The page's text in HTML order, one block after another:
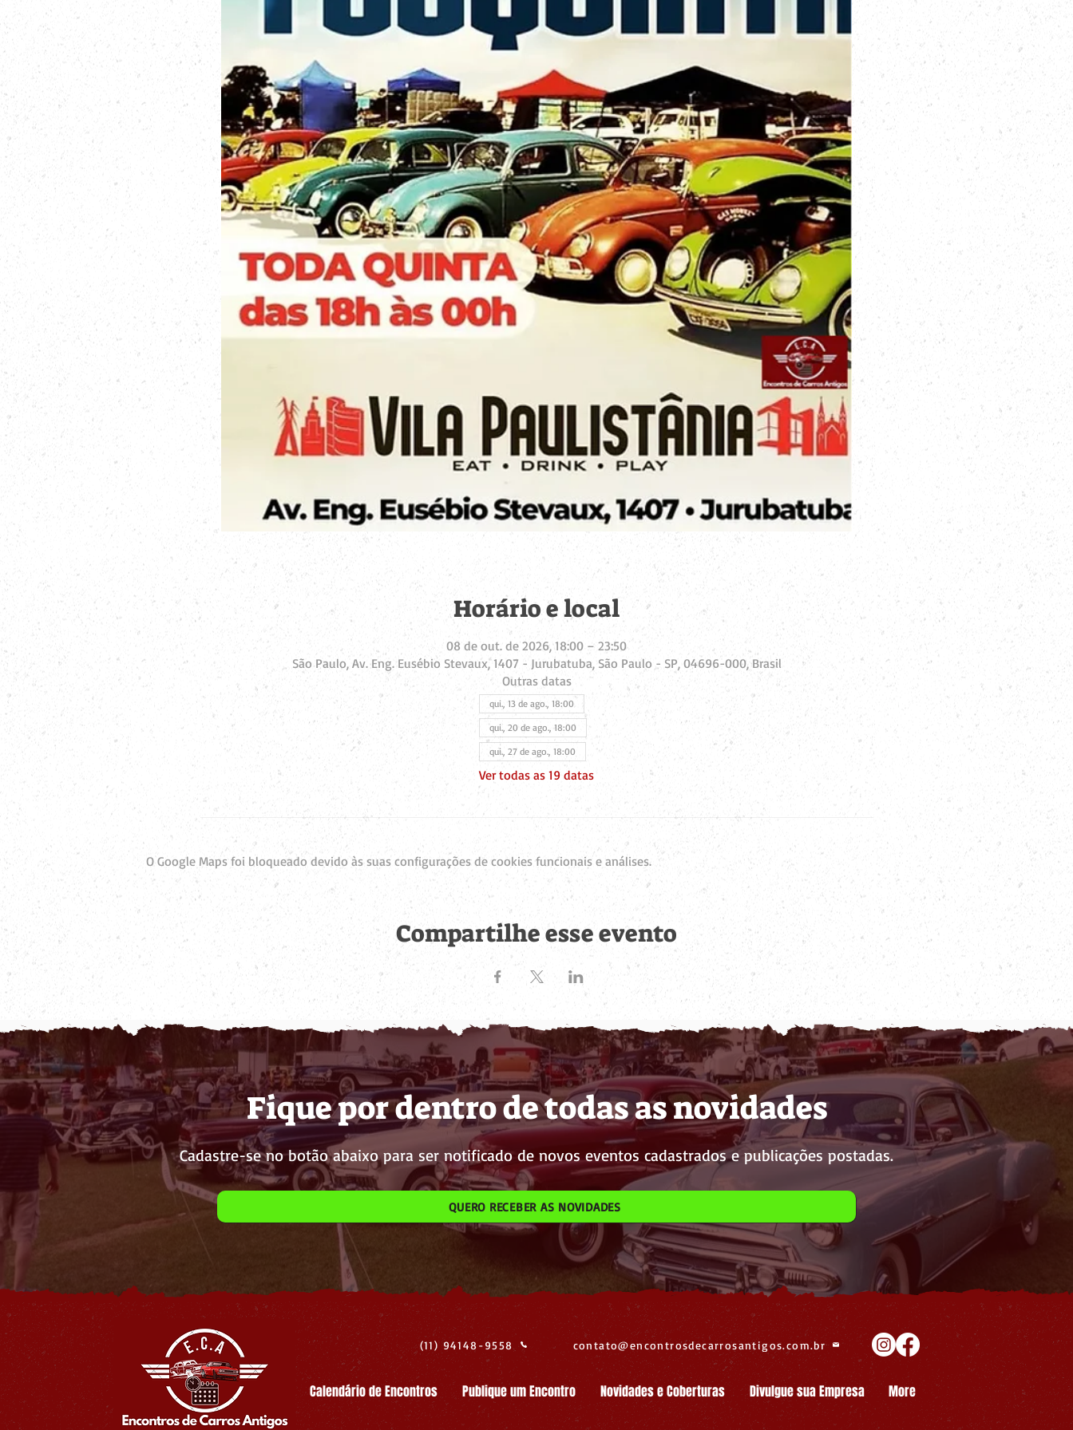
Horário e local
08 de out. de 2026, 18:00 – 23:50
São Paulo, Av. Eng. Eusébio Stevaux, 1407 - Jurubatuba, São Paulo - SP, 04696-000, Brasil
Outras datas
qui., 13 de ago., 18:00
qui., 20 de ago., 18:00
qui., 27 de ago., 18:00
Ver todas as 19 datas
O Google Maps foi bloqueado devido às suas configurações de cookies funcionais e análises.
Compartilhe esse evento
QUERO RECEBER AS NOVIDADES
Cadastre-se no botão abaixo para ser notificado de novos eventos cadastrados e publicações postadas.
Fique por dentro de todas as novidades
(11) 94148-9558 contato@encontrosdecarrosantigos.com.br
Calendário de Encontros Publique um Encontro Novidades e Coberturas Divulgue sua Empresa More